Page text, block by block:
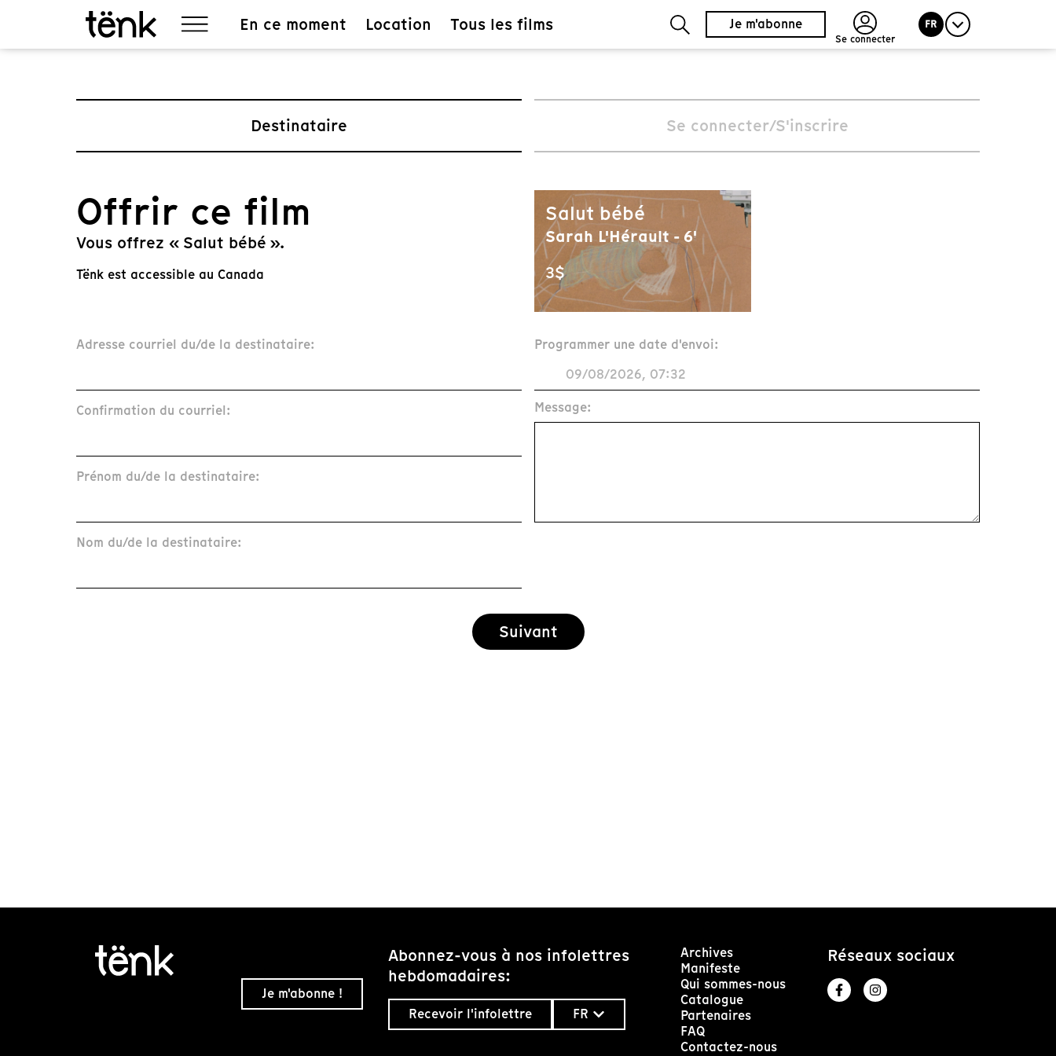
En ce moment Location Tous les films Je m'abonne
Se connecter
FR
Destinataire Se connecter/S'inscrire
Offrir ce film
Vous offrez « Salut bébé ».
Tënk est accessible au Canada
Salut bébé
Sarah L'Hérault - 6'
3$
Adresse courriel du/de la destinataire:
Confirmation du courriel:
Prénom du/de la destinataire:
Nom du/de la destinataire:
Programmer une date d'envoi:
Message:
Suivant
Je m'abonne !
Abonnez-vous à nos infolettres
hebdomadaires:
Recevoir l'infolettre FR
Archives
Manifeste
Qui sommes-nous
Catalogue
Partenaires
FAQ
Contactez-nous
Réseaux sociaux